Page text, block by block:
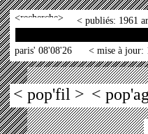
< > < publiés: 1961
paris' 08'08'26 < mise à jour:
< pop'fil > <